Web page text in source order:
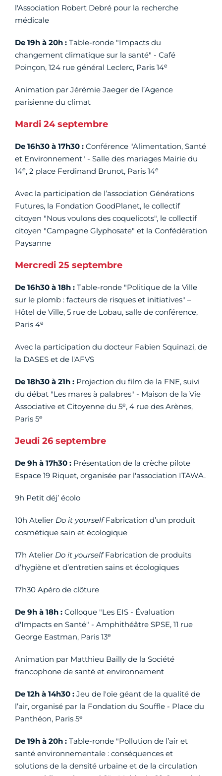
l'Association Robert Debré pour la recherche
médicale
De 19h à 20h : Table-ronde "Impacts du
changement climatique sur la santé" - Café
Poinçon, 124 rue général Leclerc, Paris 14e
Animation par Jérémie Jaeger de l’Agence
parisienne du climat
Mardi 24 septembre
De 16h30 à 17h30 : Conférence "Alimentation, Santé
et Environnement" - Salle des mariages Mairie du
14e, 2 place Ferdinand Brunot, Paris 14e
Avec la participation de l’association Générations
Futures, la Fondation GoodPlanet, le collectif
citoyen "Nous voulons des coquelicots", le collectif
citoyen "Campagne Glyphosate" et la Confédération
Paysanne
Mercredi 25 septembre
De 16h30 à 18h : Table-ronde "Politique de la Ville
sur le plomb : facteurs de risques et initiatives" –
Hôtel de Ville, 5 rue de Lobau, salle de conférence,
Paris 4e
Avec la participation du docteur Fabien Squinazi, de
la DASES et de l'AFVS
De 18h30 à 21h : Projection du film de la FNE, suivi
du débat "Les mares à palabres" - Maison de la Vie
Associative et Citoyenne du 5e, 4 rue des Arènes,
Paris 5e
Jeudi 26 septembre
De 9h à 17h30 : Présentation de la crèche pilote
Espace 19 Riquet, organisée par l'association ITAWA.
9h Petit déj’ écolo
10h Atelier Do it yourselfFabrication d’un produit
cosmétique sain et écologique
17h Atelier Do it yourselfFabrication de produits
d’hygiène et d’entretien sains et écologiques
17h30 Apéro de clôture
De 9h à 18h : Colloque "Les EIS - Évaluation
d'Impacts en Santé" - Amphithéâtre SPSE, 11 rue
George Eastman, Paris 13e
Animation par Matthieu Bailly de la Société
francophone de santé et environnement
De 12h à 14h30 : Jeu de l'oie géant de la qualité de
l’air, organisé par la Fondation du Souffle - Place du
Panthéon, Paris 5e
De 19h à 20h : Table-ronde "Pollution de l’air et
santé environnementale : conséquences et
solutions de la densité urbaine et de la circulation